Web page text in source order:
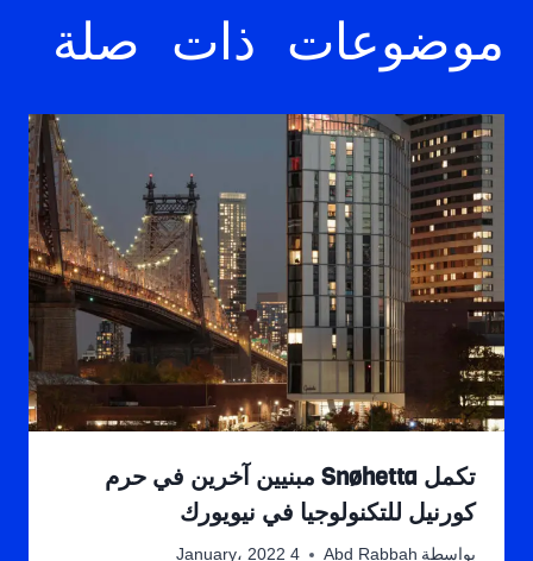
موضوعات ذات صلة
تكمل Snøhetta مبنيين آخرين في حرم
كورنيل للتكنولوجيا في نيويورك
بواسطة Abd Rabbah 4 January، 2022